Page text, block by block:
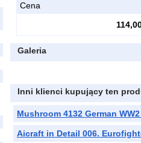
Cena
Galeria
Inni klienci kupujący ten
Mushroom 4132 German
Aicraft in Detail 006.